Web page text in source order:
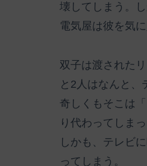
壊してしまう。
電気屋は彼を気
双子は渡された
と2人はなんと、
奇しくもそこは
り代わってしまっ
しかも、テレビ
ってしまう。